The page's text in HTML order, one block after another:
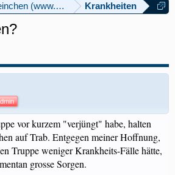
(www.meerschweinforum.ch)
Krankheiten
vor kurzem "verjüngt" habe, halten
auf Trab. Entgegen meiner Hoffnung,
Truppe weniger Krankheits-Fälle hätte,
grosse Sorgen.